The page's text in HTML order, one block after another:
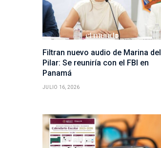
Filtran nuevo audio de Marina del
Pilar: Se reuniría con el FBI en
Panamá
JULIO 16, 2026